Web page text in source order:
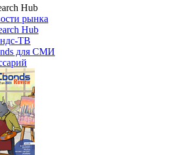
Hub
рынка
Hub
ТВ
для СМИ